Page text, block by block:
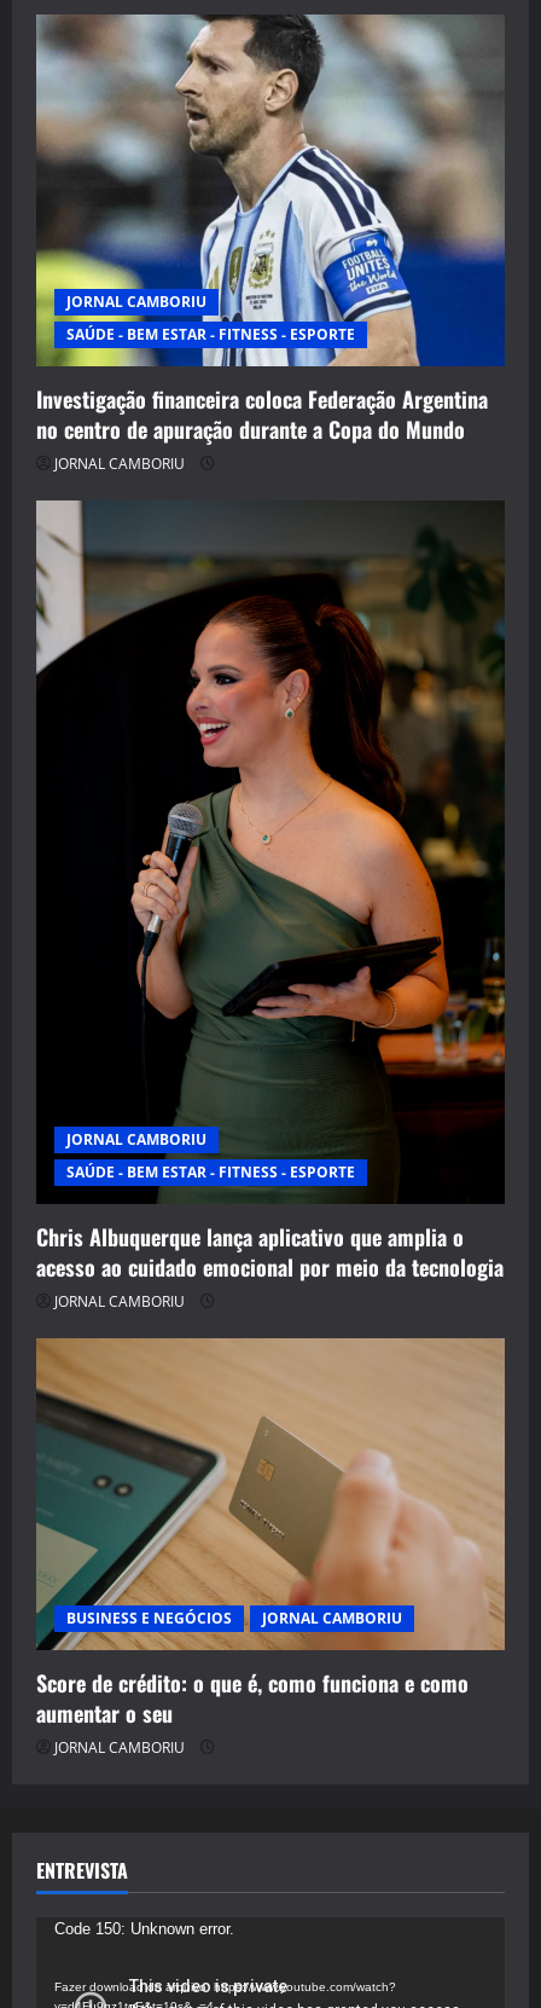
JORNAL CAMBORIU
SAÚDE - BEM ESTAR - FITNESS - ESPORTE
Investigação financeira coloca Federação Argentina
no centro de apuração durante a Copa do Mundo
JORNAL CAMBORIU
JORNAL CAMBORIU
SAÚDE - BEM ESTAR - FITNESS - ESPORTE
Chris Albuquerque lança aplicativo que amplia o
acesso ao cuidado emocional por meio da tecnologia
JORNAL CAMBORIU
BUSINESS E NEGÓCIOS JORNAL CAMBORIU
Score de crédito: o que é, como funciona e como
aumentar o seu
JORNAL CAMBORIU
ENTREVISTA
Tocador
vídeo
Code 150: Unknown error.
Fazer download do arquivo: https://www.youtube.com/watch?